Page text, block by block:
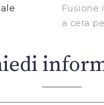
Fusione
a cera